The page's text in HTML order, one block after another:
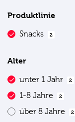
Produktlinie
Snacks 2
Alter
unter 1 Jahr 2
1-8 Jahre 2
über 8 Jahre 2